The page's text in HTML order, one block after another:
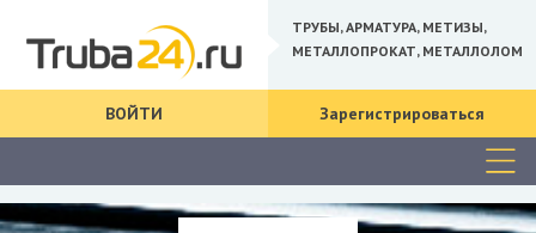
ТРУБЫ, АРМАТУРА, МЕТИЗЫ,
МЕТАЛЛОПРОКАТ, МЕТАЛЛОЛОМ
ВОЙТИ Зарегистрироваться